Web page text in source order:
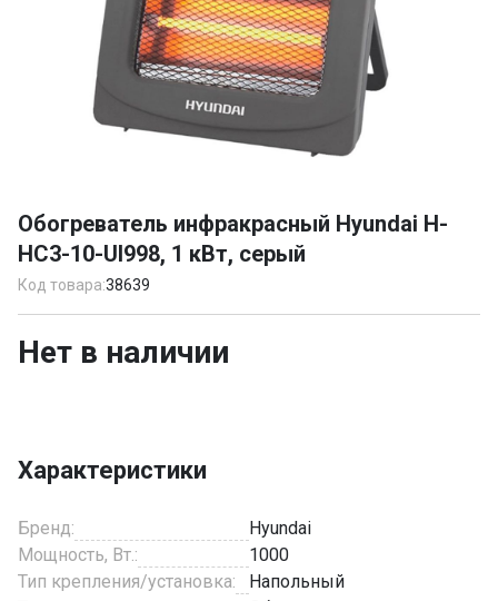
of
1
Обогреватель инфракрасный Hyundai H-
HC3-10-UI998, 1 кВт, серый
Код товара:38639
Нет в наличии
Характеристики
Бренд:
Hyundai
Мощность, Вт.:
1000
Тип крепления/установка:
Напольный